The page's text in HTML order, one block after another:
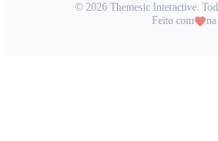
© 2026 Themesic Interactive.
Feito com